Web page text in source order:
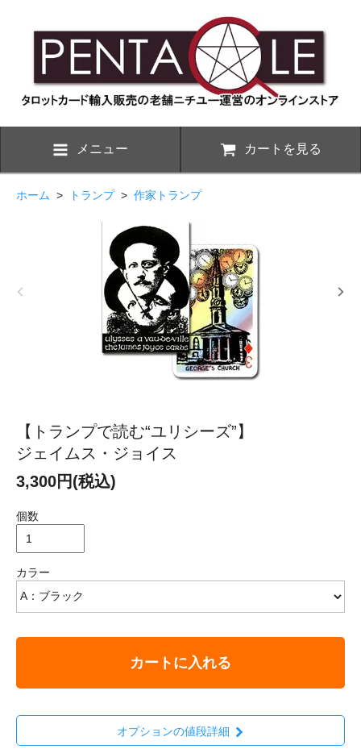
メニュー カートを見る
ホーム > トランプ> 作家トランプ
【トランプで読む“ユリシーズ”】
ジェイムス・ジョイス
3,300円(税込)
個数
カラー
カートに入れる
オプションの値段詳細